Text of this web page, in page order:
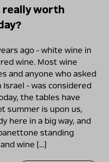
really worth
ago - white wine in
wine. Most wine
and anyone who asked
- was considered
the tables have
summer is upon us,
here in a big way, and
standing
wine […]